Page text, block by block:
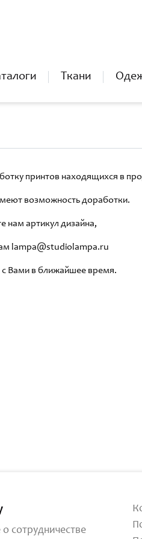
Ткани
принтов находящихся в
возможность доработки.
нам артикул дизайна,
lampa@studiolampa.ru
Вами в ближайшее время.
сотрудничестве